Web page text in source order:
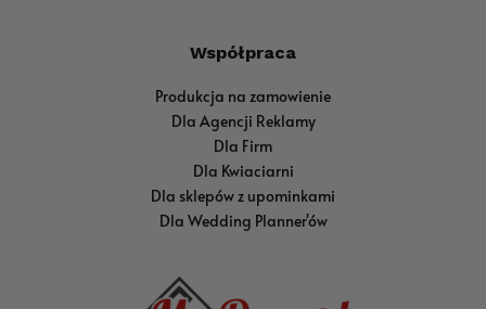
Współpraca
Produkcja na zamowienie
Dla Agencji Reklamy
Dla Firm
Dla Kwiaciarni
Dla sklepów z upominkami
Dla Wedding Planner'ów